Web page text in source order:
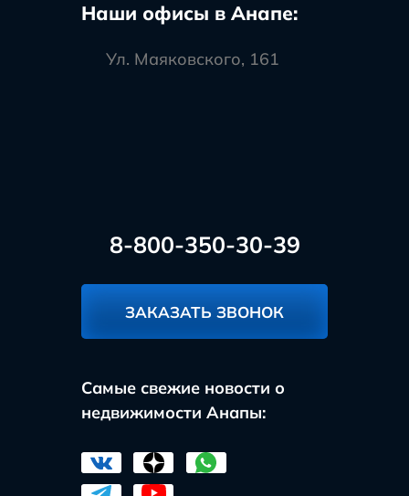
Наши офисы в Анапе:
Ул. Маяковского, 161
8-800-350-30-39
ЗАКАЗАТЬ ЗВОНОК
Самые свежие новости о
недвижимости Анапы: